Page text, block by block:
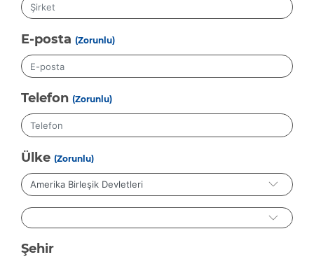
E-posta (Zorunlu)
Telefon (Zorunlu)
Ülke (Zorunlu)
Şehir